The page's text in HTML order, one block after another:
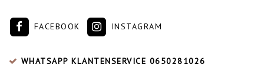
FACEBOOK INSTAGRAM
WHATSAPP KLANTENSERVICE 0650281026